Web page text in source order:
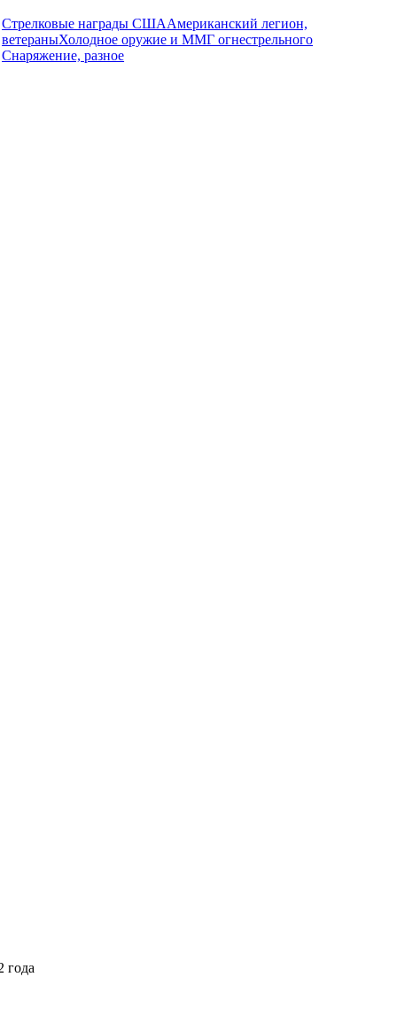
Стрелковые награды СШААмериканский легион,
ветераныХолодное оружие и ММГ огнестрельного
Снаряжение, разное
года